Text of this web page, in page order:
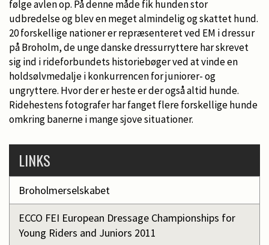
følge avlen op. På denne måde fik hunden stor
udbredelse og blev en meget almindelig og skattet hund.
20 forskellige nationer er repræsenteret ved EM i dressur
på Broholm, de unge danske dressurryttere har skrevet
sig ind i rideforbundets historiebøger ved at vinde en
holdsølvmedalje i konkurrencen for juniorer- og
ungryttere. Hvor der er heste er der også altid hunde.
Ridehestens fotografer har fanget flere forskellige hunde
omkring banerne i mange sjove situationer.
LINKS
Broholmerselskabet
ECCO FEI European Dressage Championships for
Young Riders and Juniors 2011